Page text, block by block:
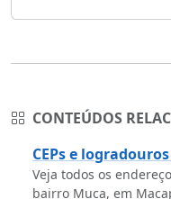
CONTEÚDOS
CEPs e
Veja todos os
bairro Muca, em